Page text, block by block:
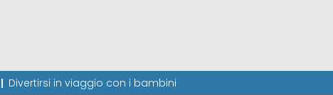
Divertirsi in viaggio con i bambini